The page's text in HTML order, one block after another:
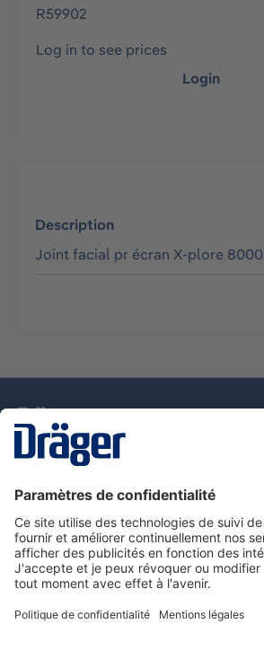
R59902
Log in to see prices
Login
Description
Joint facial pr écran X-plore 8000
Assistance téléphonique
A propos de Dräger
Information